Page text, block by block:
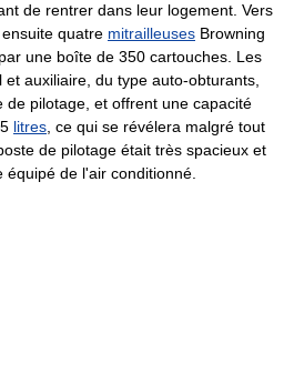
de rentrer dans leur logement. Vers
quatre mitrailleuses Browning
une boîte de 350 cartouches. Les
auxiliaire, du type auto-obturants,
de pilotage, et offrent une capacité
litres , ce qui se révélera malgré tout
de pilotage était très spacieux et
de l'air conditionné.